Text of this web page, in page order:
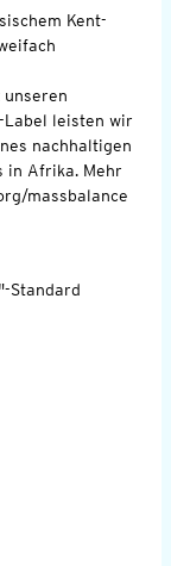
Kent-
leisten wir
nachhaltigen
in Afrika. Mehr
massbalance
Standard